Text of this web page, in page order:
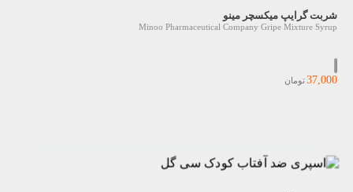
شربت گرایپ میکسچر مینو
Minoo Pharmaceutical Company Gripe Mixture Syrup
37,000تومان